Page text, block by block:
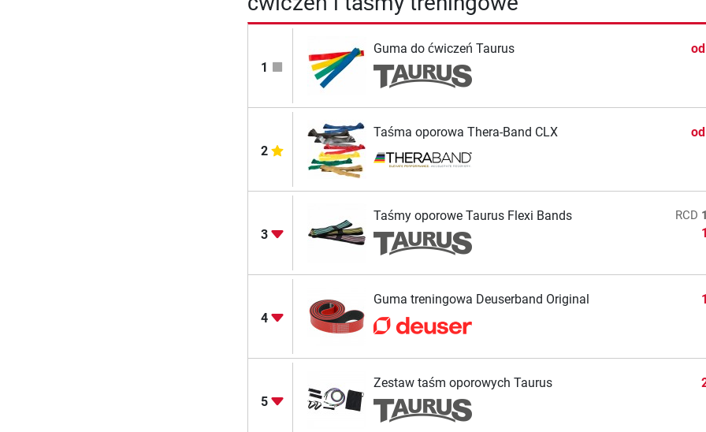
1
Guma do ćwiczeń Taurus
2
Taśma oporowa Thera-Band CLX
3
Taśmy oporowe Taurus Flexi Bands RCD
4
Guma treningowa Deuserband Original
5
Zestaw taśm oporowych Taurus